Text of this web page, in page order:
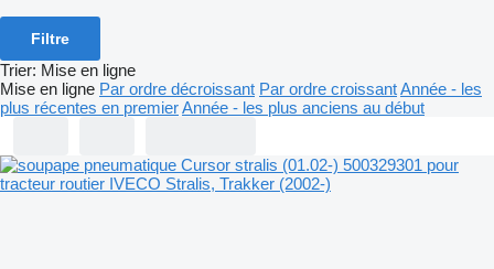
Filtre
Trier: Mise en ligne
Mise en ligne Par ordre décroissant Par ordre croissantAnnée - les
plus récentes en premierAnnée - les plus anciens au début